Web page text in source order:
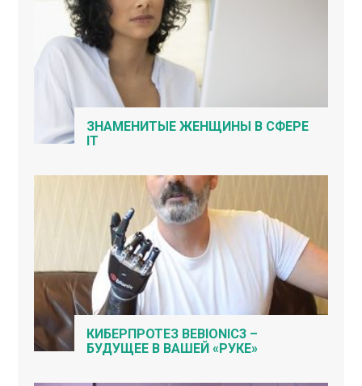
ЗНАМЕНИТЫЕ ЖЕНЩИНЫ В СФЕРЕ
IT
КИБЕРПРОТЕЗ BEBIONIC3 –
БУДУЩЕЕ В ВАШЕЙ «РУКЕ»